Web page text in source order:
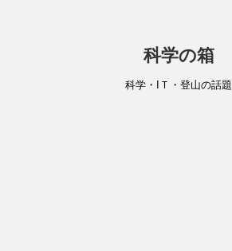
科学の箱
科学・IＴ・登山の話題